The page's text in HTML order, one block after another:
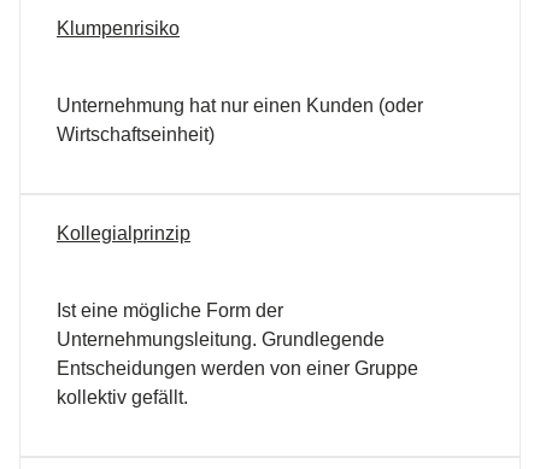
Klumpenrisiko
Unternehmung hat nur einen Kunden (oder
Wirtschaftseinheit)
Kollegialprinzip
Ist eine mögliche Form der
Unternehmungsleitung. Grundlegende
Entscheidungen werden von einer Gruppe
kollektiv gefällt.